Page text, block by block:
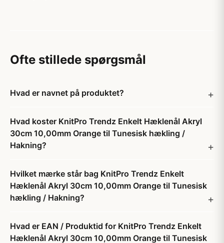
Ofte stillede spørgsmål
Hvad er navnet på produktet?
Hvad koster KnitPro Trendz Enkelt Hæklenål Akryl
30cm 10,00mm Orange til Tunesisk hækling /
Hakning?
Hvilket mærke står bag KnitPro Trendz Enkelt
Hæklenål Akryl 30cm 10,00mm Orange til Tunesisk
hækling / Hakning?
Hvad er EAN / Produktid for KnitPro Trendz Enkelt
Hæklenål Akryl 30cm 10,00mm Orange til Tunesisk